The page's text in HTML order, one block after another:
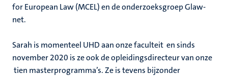
for European Law (MCEL) en de onderzoeksgroep Glaw-
net.
Sarah is momenteel UHD aan onze faculteit en sinds
november 2020 is ze ook de opleidingsdirecteur van onze
tien masterprogramma’s. Ze is tevens bijzonder